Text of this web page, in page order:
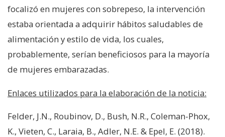
focalizó en mujeres con sobrepeso, la intervención
estaba orientada a adquirir hábitos saludables de
alimentación y estilo de vida, los cuales,
probablemente, serían beneficiosos para la mayoría
de mujeres embarazadas.
Enlaces utilizados para la elaboración de la noticia:
Felder, J.N., Roubinov, D., Bush, N.R., Coleman-Phox,
K., Vieten, C., Laraia, B., Adler, N.E. & Epel, E. (2018).